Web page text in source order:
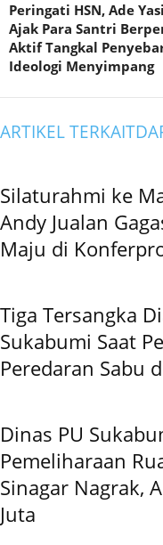
Peringati HSN, Ade
Ajak Para Santri
Aktif Tangkal
Ideologi Menyimpang
ARTIKEL TERKAIT
Silaturahmi ke
Andy Jualan
Maju di
Tiga Tersangka
Sukabumi Saat
Peredaran Sabu
Dinas PU
Pemeliharaan
Sinagar Nagrak,
Juta